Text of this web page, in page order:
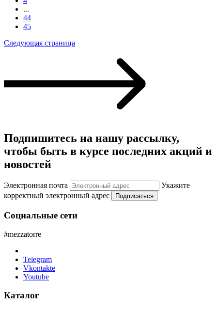
...
44
45
Следующая страница
Подпишитесь на нашу рассылку,
чтобы быть в курсе последних акций и
новостей
Электронная почта
Укажите
корректный электронный адрес
Подписаться
Социальные сети
#mezzatorre
Telegram
Vkontakte
Youtube
Каталог